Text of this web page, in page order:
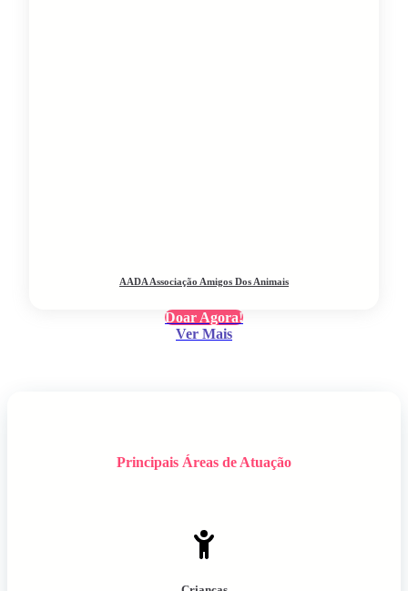
AADA Associação Amigos Dos Animais
Doar Agora!
Ver Mais
Principais Áreas de Atuação